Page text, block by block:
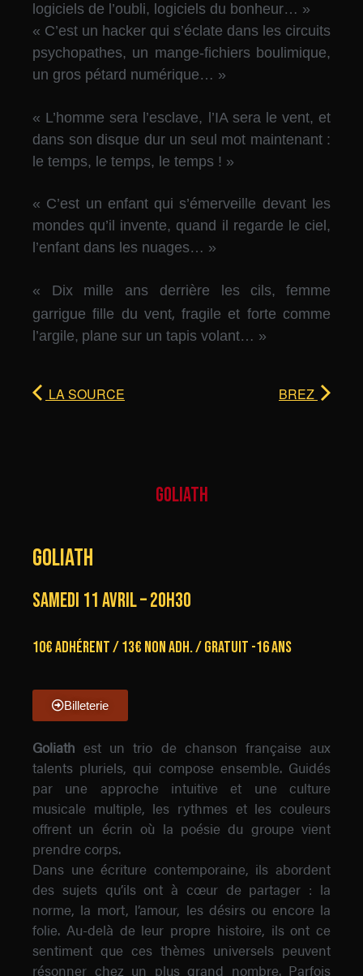
logiciels de l’oubli, logiciels du bonheur… »
« C’est un hacker qui s’éclate dans les circuits
psychopathes, un mange-fichiers boulimique,
un gros pétard numérique… »
« L’homme sera l’esclave, l’IA sera le vent, et
dans son disque dur un seul mot maintenant :
le temps, le temps, le temps ! »
« C’est un enfant qui s’émerveille devant les
mondes qu’il invente, quand il regarde le ciel,
’enfant dans les nuages… »
« Dix mille ans derrière les cils,
femme
garrigue fille du vent,fragile et forte comme
l’argile, plane sur un tapis volant… »
LA SOURCE BREZ
GOLIATH
GOLIATH
samedi 11 avril – 20h30
10€ Adhérent / 13€ non adh. / Gratuit -16 ans
Billeterie
Goliath est un trio de chanson française aux
talents pluriels, qui compose ensemble. Guidés
par une approche intuitive et une culture
musicale multiple, les rythmes et les couleurs
offrent un écrin où la poésie du groupe vient
prendre corps.
Dans une écriture contemporaine, ils abordent
des sujets qu’ils ont à cœur de partager : la
norme, la mort, l’amour, les désirs ou encore la
folie. Au-delà de leur propre histoire, ils ont ce
sentiment que ces thèmes universels peuvent
résonner chez un plus grand nombre. Parfois